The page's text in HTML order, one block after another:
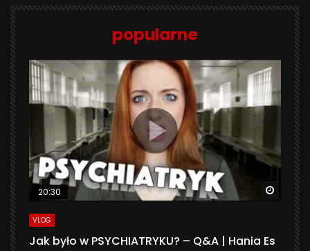
popularne
20:30
VLOG
Jak było w PSYCHIATRYKU? – Q&A | Hania Es